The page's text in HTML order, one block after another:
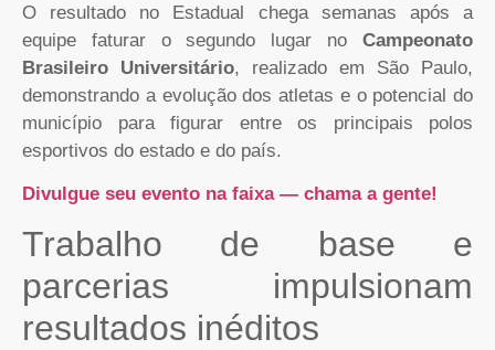
O resultado no Estadual chega semanas após a
equipe faturar o segundo lugar no Campeonato
Brasileiro Universitário, realizado em São Paulo,
demonstrando a evolução dos atletas e o potencial do
município para figurar entre os principais polos
esportivos do estado e do país.
Divulgue seu evento na faixa — chama a gente!
Trabalho de base e
parcerias impulsionam
resultados inéditos